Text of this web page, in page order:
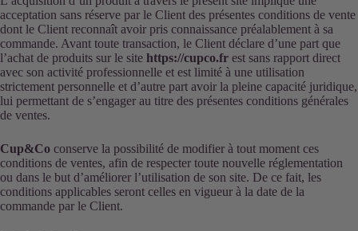
acceptation sans réserve par le Client des présentes conditions de vente
dont le Client reconnaît avoir pris connaissance préalablement à sa
commande. Avant toute transaction, le Client déclare d’une part que
l’achat de produits sur le site https://cupco.fr est sans rapport direct
avec son activité professionnelle et est limité à une utilisation
strictement personnelle et d’autre part avoir la pleine capacité juridique,
lui permettant de s’engager au titre des présentes conditions générales
de ventes.
Cup&Co conserve la possibilité de modifier à tout moment ces
conditions de ventes, afin de respecter toute nouvelle réglementation
ou dans le but d’améliorer l’utilisation de son site. De ce fait, les
conditions applicables seront celles en vigueur à la date de la
commande par le Client.